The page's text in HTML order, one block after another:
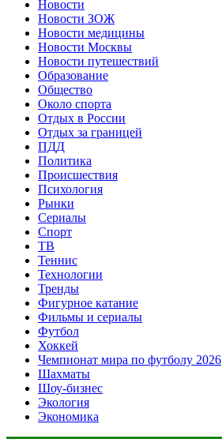
Новости
Новости ЗОЖ
Новости медицины
Новости Москвы
Новости путешествий
Образование
Общество
Около спорта
Отдых в России
Отдых за границей
ПДД
Политика
Происшествия
Психология
Рынки
Сериалы
Спорт
ТВ
Теннис
Технологии
Тренды
Фигурное катание
Фильмы и сериалы
Футбол
Хоккей
Чемпионат мира по футболу 2026
Шахматы
Шоу-бизнес
Экология
Экономика